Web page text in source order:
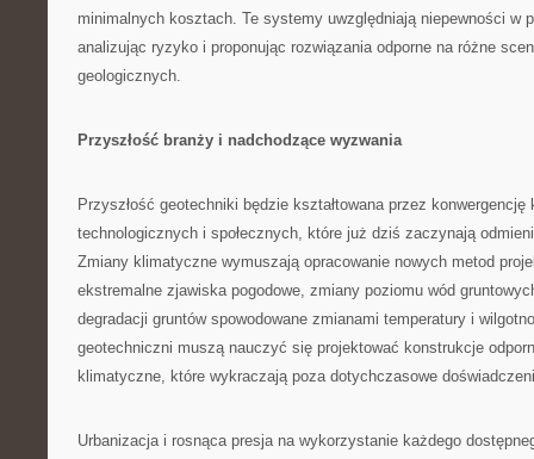
minimalnych kosztach. Te systemy uwzględniają niepewności w
analizując ryzyko i proponując rozwiązania odporne na różne
geologicznych.
Przyszłość branży i nadchodzące wyzwania
Przyszłość geotechniki będzie kształtowana przez konwergencję
technologicznych i społecznych, które już dziś zaczynają
Zmiany klimatyczne wymuszają opracowanie nowych metod
ekstremalne zjawiska pogodowe, zmiany poziomu wód
degradacji gruntów spowodowane zmianami temperatury i
geotechniczni muszą nauczyć się projektować konstrukcje
klimatyczne, które wykraczają poza dotychczasowe
Urbanizacja i rosnąca presja na wykorzystanie każdego